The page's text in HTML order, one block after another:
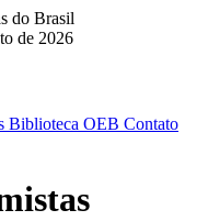
do Brasil
de 2026
Biblioteca OEB Contato